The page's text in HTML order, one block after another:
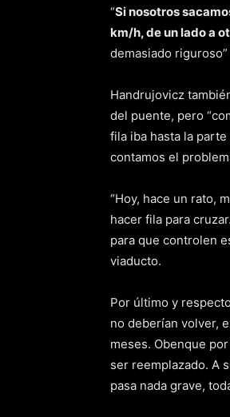
“Si nosotros
km/h, de un lado a
demasiado riguroso”
Handrujovicz
del puente, pero
fila iba hasta la
contamos el
“Hoy, hace un rato,
hacer fila para
para que controlen
viaducto.
Por último y
no deberían volver,
meses. Obenque
ser reemplazado. A
pasa nada grave,